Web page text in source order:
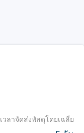
เวลาจัดส่งพัสดุโดยเฉลี่ย